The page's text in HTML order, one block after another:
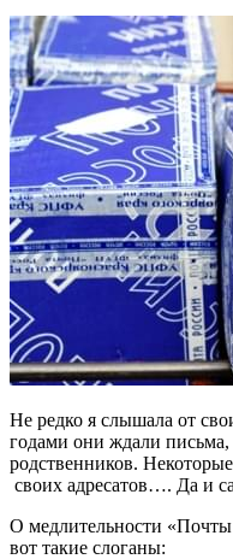
Не редко я слышала от
годами они ждали
родственников.
своих адресатов…. Да и
О медлительности
вот такие слоганы: